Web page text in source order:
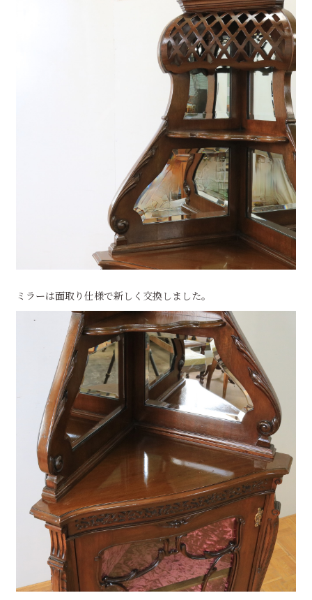
ミラーは面取り仕様で新しく交換しました。